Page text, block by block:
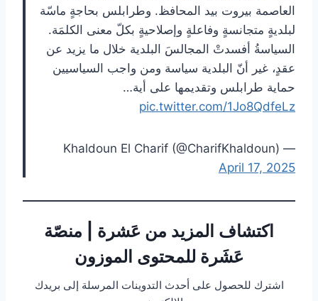
العاصمة بيروت بيد المحافظ. وطرابلس بحاجةٍ ماسّة
لبلديةٍ متجانسةٍ وفاعلةٍ وإصلاحيةٍ بكلّ معنى الكلمَة.
السياسةُ أفسدتْ المجالسَ البلدية خلال ما يزيد عن
عقدٍ، غير أنّ البلدية سياسة ومن واجب السياسيين
حماية طرابلس وتقديمها على أية…
pic.twitter.com/1Jo8QdfeLz
— Khaldoun El Charif (@CharifKhaldoun)
April 17, 2025
اكتشاف المزيد من عَشرة | منصّة
عَشَرة للمحتوى الموزون
اشترك للحصول على أحدث التدوينات المرسلة إلى بريدك